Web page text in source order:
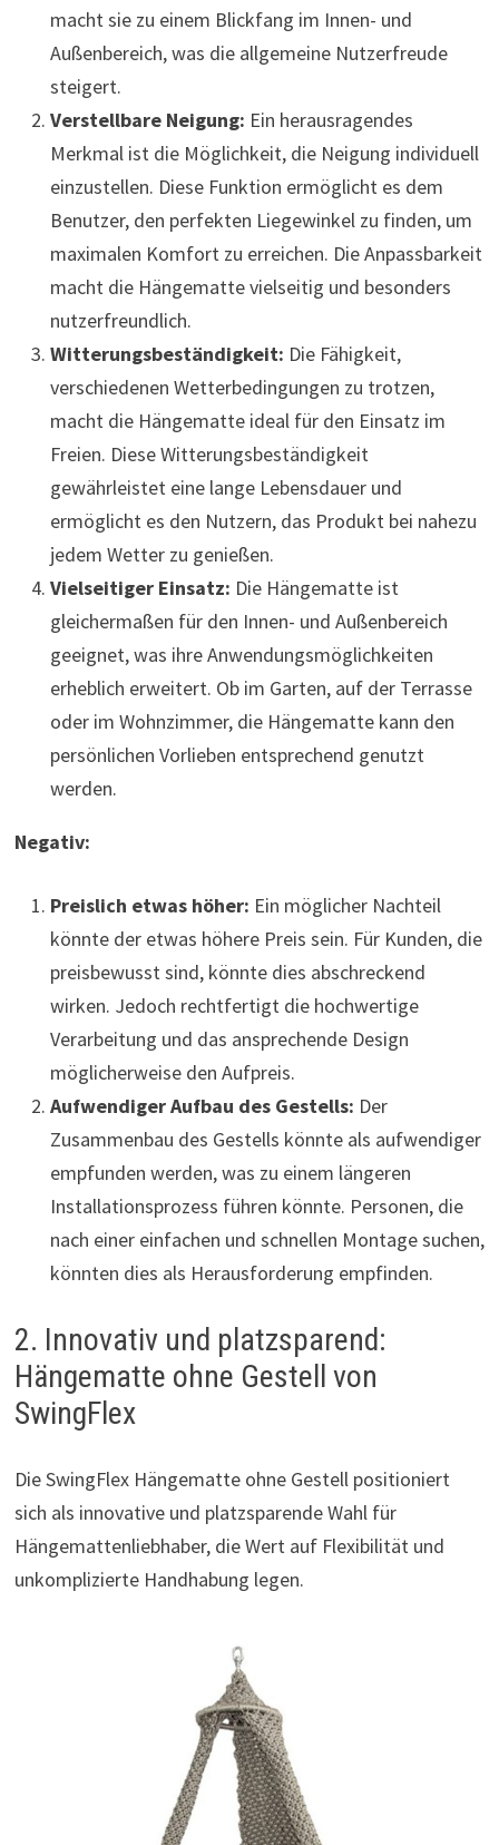
macht sie zu einem Blickfang im Innen- und
Außenbereich, was die allgemeine Nutzerfreude
steigert.
Verstellbare Neigung: Ein herausragendes
Merkmal ist die Möglichkeit, die Neigung individuell
einzustellen. Diese Funktion ermöglicht es dem
Benutzer, den perfekten Liegewinkel zu finden, um
maximalen Komfort zu erreichen. Die Anpassbarkeit
macht die Hängematte vielseitig und besonders
nutzerfreundlich.
Witterungsbeständigkeit: Die Fähigkeit,
verschiedenen Wetterbedingungen zu trotzen,
macht die Hängematte ideal für den Einsatz im
Freien. Diese Witterungsbeständigkeit
gewährleistet eine lange Lebensdauer und
ermöglicht es den Nutzern, das Produkt bei nahezu
jedem Wetter zu genießen.
Vielseitiger Einsatz: Die Hängematte ist
gleichermaßen für den Innen- und Außenbereich
geeignet, was ihre Anwendungsmöglichkeiten
erheblich erweitert. Ob im Garten, auf der Terrasse
oder im Wohnzimmer, die Hängematte kann den
persönlichen Vorlieben entsprechend genutzt
werden.
Negativ:
Preislich etwas höher: Ein möglicher Nachteil
könnte der etwas höhere Preis sein. Für Kunden, die
preisbewusst sind, könnte dies abschreckend
wirken. Jedoch rechtfertigt die hochwertige
Verarbeitung und das ansprechende Design
möglicherweise den Aufpreis.
Aufwendiger Aufbau des Gestells: Der
Zusammenbau des Gestells könnte als aufwendiger
empfunden werden, was zu einem längeren
Installationsprozess führen könnte. Personen, die
nach einer einfachen und schnellen Montage suchen,
könnten dies als Herausforderung empfinden.
2. Innovativ und platzsparend:
Hängematte ohne Gestell von
SwingFlex
Die SwingFlex Hängematte ohne Gestell positioniert
sich als innovative und platzsparende Wahl für
Hängemattenliebhaber, die Wert auf Flexibilität und
unkomplizierte Handhabung legen.